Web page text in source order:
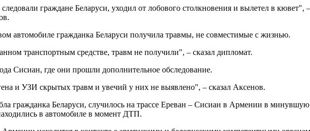
граждане Беларуси, уходил от лобового столкновения и вылетел в
автомобиле гражданка Беларуси получила травмы, не совместимые с жизнью.
транспортным средстве, травм не получили", – сказал дипломат.
Сисиан, где они прошли дополнительное обследование.
и УЗИ скрытых травм и увечий у них не выявлено", – сказал Аксенов.
гражданка Беларуси, случилось на трассе Ереван – Сисиан в Армении в минувшую
в автомобиле в момент ДТП.